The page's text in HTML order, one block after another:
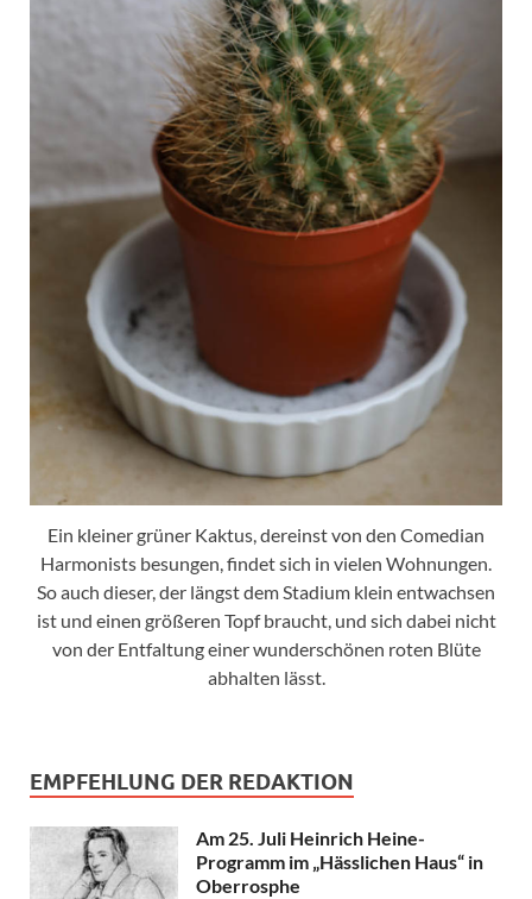
Ein kleiner grüner Kaktus, dereinst von den Comedian
Harmonists besungen, findet sich in vielen Wohnungen.
So auch dieser, der längst dem Stadium klein entwachsen
ist und einen größeren Topf braucht, und sich dabei nicht
von der Entfaltung einer wunderschönen roten Blüte
abhalten lässt.
EMPFEHLUNG DER REDAKTION
Am 25. Juli Heinrich Heine-
Programm im „Hässlichen Haus“ in
Oberrosphe